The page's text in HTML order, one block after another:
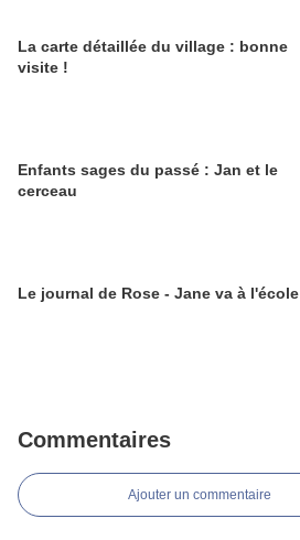
La carte détaillée du village : bonne
visite !
Enfants sages du passé : Jan et le
cerceau
Le journal de Rose - Jane va à l'école
Commentaires
Ajouter un commentaire